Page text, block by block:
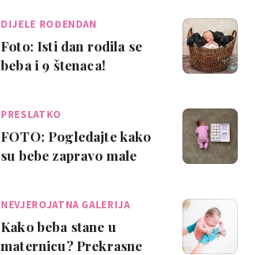
DIJELE ROĐENDAN
Foto: Isti dan rodila se
beba i 9 štenaca!
PRESLATKO
FOTO: Pogledajte kako
su bebe zapravo male
NEVJEROJATNA GALERIJA
Kako beba stane u
maternicu? Prekrasne